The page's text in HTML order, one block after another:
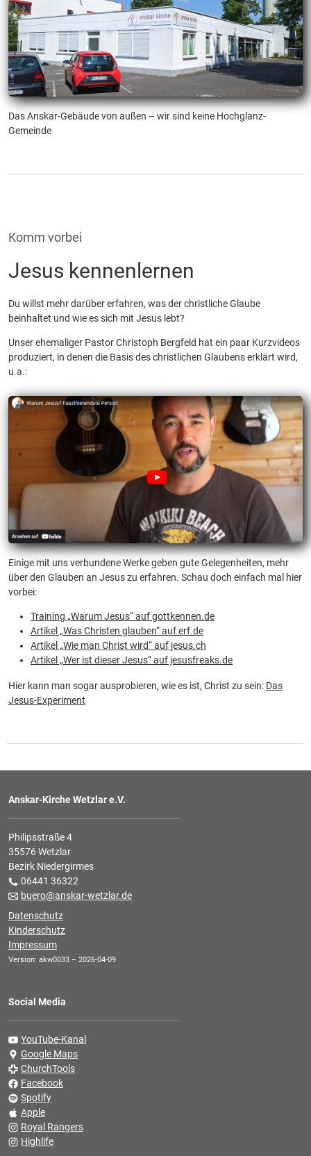
Das Anskar-Gebäude von außen – wir sind keine Hochglanz-
Gemeinde
Komm vorbei
Jesus kennenlernen
Du willst mehr darüber erfahren, was der christliche Glaube
beinhaltet und wie es sich mit Jesus lebt?
Unser ehemaliger Pastor Christoph Bergfeld hat ein paar Kurzvideos
produziert, in denen die Basis des christlichen Glaubens erklärt wird,
u.a.:
Einige mit uns verbundene Werke geben gute Gelegenheiten, mehr
über den Glauben an Jesus zu erfahren. Schau doch einfach mal hier
vorbei:
Training „Warum Jesus“ auf gottkennen.de
Artikel „Was Christen glauben“ auf erf.de
Artikel „Wie man Christ wird“ auf jesus.ch
Artikel „Wer ist dieser Jesus“ auf jesusfreaks.de
Hier kann man sogar ausprobieren, wie es ist, Christ zu sein: Das
Jesus-Experiment
Anskar-Kirche Wetzlar e.V.
Philipsstraße 4
35576 Wetzlar
Bezirk Niedergirmes
06441 36322
buero@anskar-wetzlar.de
Datenschutz
Kinderschutz
Impressum
Version: akw0033 – 2026-04-09
Social Media
YouTube-Kanal
Google Maps
ChurchTools
Facebook
Spotify
Apple
Royal Rangers
Highlife